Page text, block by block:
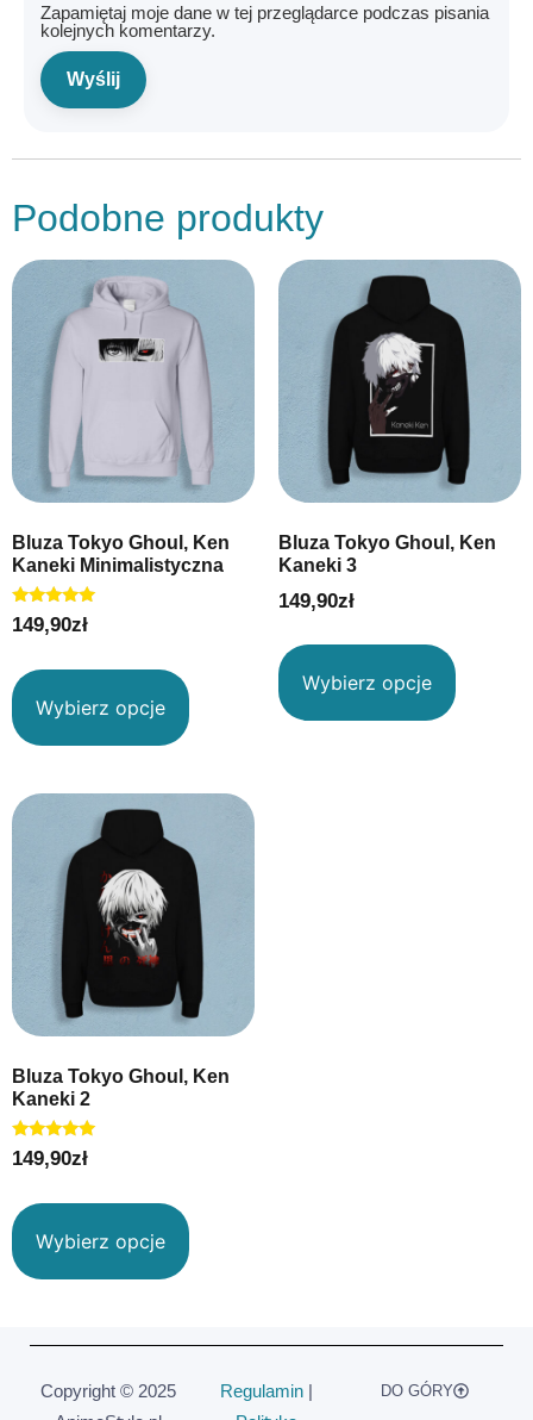
Zapamiętaj moje dane w tej przeglądarce podczas pisania
kolejnych komentarzy.
Podobne produkty
Bluza Tokyo Ghoul, Ken
Kaneki Minimalistyczna
Oceniono
5.00
149,90zł
Wybierz opcje
Bluza Tokyo Ghoul, Ken
Kaneki 3
149,90zł
Wybierz opcje
Bluza Tokyo Ghoul, Ken
Kaneki 2
Oceniono
5.00
149,90zł
Wybierz opcje
Copyright © 2025
Regulamin |
DO GÓRY